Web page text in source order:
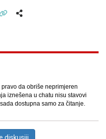
da obriše neprimjeren
iznešena u chatu nisu stavovi
dostupna samo za čitanje.
diskusiji